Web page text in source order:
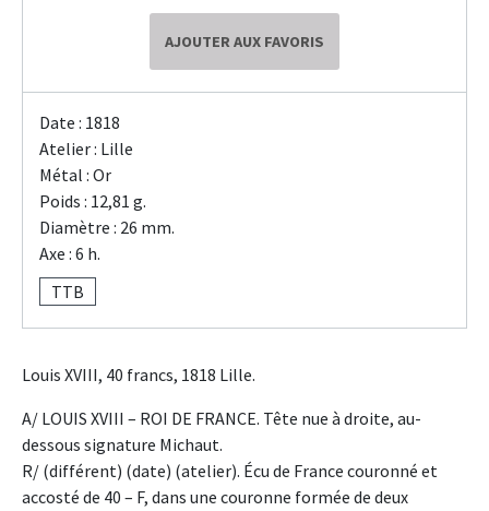
AJOUTER AUX FAVORIS
Date : 1818
Atelier : Lille
Métal : Or
Poids : 12,81 g.
Diamètre : 26 mm.
Axe : 6 h.
TTB
Louis XVIII, 40 francs, 1818 Lille.
A/ LOUIS XVIII – ROI DE FRANCE. Tête nue à droite, au-
dessous signature Michaut.
R/ (différent) (date) (atelier). Écu de France couronné et
accosté de 40 – F, dans une couronne formée de deux